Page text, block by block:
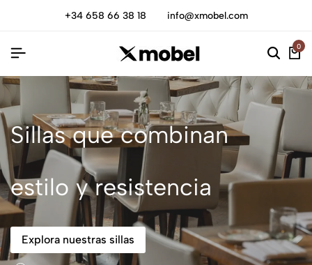
+34 658 66 38 18 info@xmobel.com
0
Sillas que combinan
estilo y resistencia
Explora nuestras sillas